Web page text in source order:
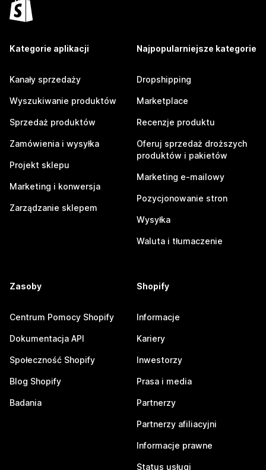
Kategorie aplikacji
Kanały sprzedaży
Wyszukiwanie produktów
Sprzedaż produktów
Zamówienia i wysyłka
Projekt sklepu
Marketing i konwersja
Zarządzanie sklepem
Najpopularniejsze kategorie
Dropshipping
Marketplace
Recenzje produktu
Oferuj sprzedaż droższych
produktów i pakietów
Marketing e-mailowy
Pozycjonowanie stron
Wysyłka
Waluta i tłumaczenie
Zasoby
Centrum Pomocy Shopify
Dokumentacja API
Społeczność Shopify
Blog Shopify
Badania
Shopify
Informacje
Kariery
Inwestorzy
Prasa i media
Partnerzy
Partnerzy afiliacyjni
Informacje prawne
Status usługi